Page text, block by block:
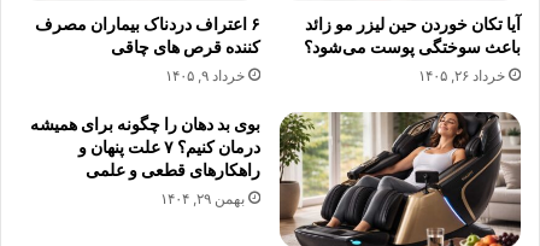
آیا تکان خوردن حین لیزر مو زائد
باعث سوختگی پوست می‌شود؟
خرداد ۲۶, ۱۴۰۵
۶ اعتراف دردناک بیماران مصرف
کننده قرص های چاقی
خرداد ۹, ۱۴۰۵
بوی بد دهان را چگونه برای همیشه
درمان کنیم؟ ۷ علت پنهان و
راهکارهای قطعی و علمی
بهمن ۲۹, ۱۴۰۴